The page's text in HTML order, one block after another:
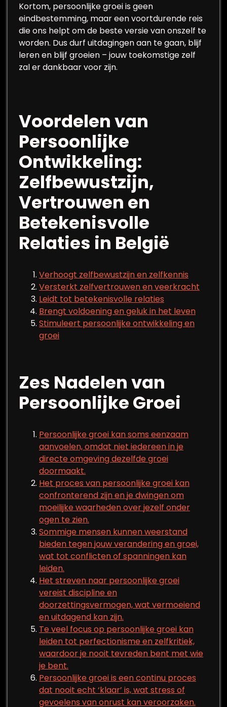
Kortom, persoonlijke groei is geen
eindbestemming, maar een voortdurende reis
die ons helpt om de beste versie van onszelf te
worden. Dus durf uitdagingen aan te gaan, blijf
leren en blijf groeien – jouw toekomstige zelf
zal er dankbaar voor zijn.
Voordelen van
Persoonlijke
Ontwikkeling:
Zelfbewustzijn,
Vertrouwen en
Betekenisvolle
Relaties in België
Verhoogt zelfbewustzijn en zelfkennis
Versterkt zelfvertrouwen en veerkracht
Leidt tot betekenisvolle relaties
Brengt voldoening en geluk in het leven
Stimuleert persoonlijke ontwikkeling en
groei
Zes Nadelen van
Persoonlijke Groei
Persoonlijke groei kan soms eenzaam
aanvoelen, omdat niet iedereen in je
directe omgeving dezelfde groei
doormaakt.
Het proces van persoonlijke groei kan
confronterend zijn en je dwingen om
moeilijke waarheden over jezelf onder
ogen te zien.
Sommige mensen kunnen weerstand
bieden tegen jouw verandering en groei,
wat tot conflicten of spanningen kan
leiden.
Het streven naar persoonlijke groei
vereist discipline en
doorzettingsvermogen, wat vermoeiend
en uitdagend kan zijn.
Te veel focus op persoonlijke groei kan
leiden tot perfectionisme en zelfkritiek,
waardoor je nooit tevreden bent met wie
je bent.
Persoonlijke groei is een continu proces
dat nooit echt ‘klaar’ is, wat stress of
gevoelens van onrust kan veroorzaken.